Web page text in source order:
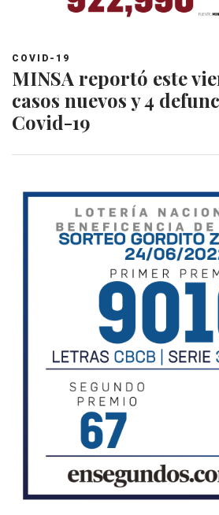
COVID-19
MINSA reportó este
casos nuevos y 4
Covid-19